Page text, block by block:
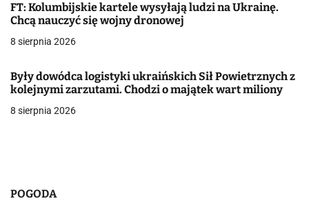
s
u
FT: Kolumbijskie kartele wysyłają ludzi na Ukrainę.
Chcą nauczyć się wojny dronowej
8 sierpnia 2026
Były dowódca logistyki ukraińskich Sił Powietrznych z
kolejnymi zarzutami. Chodzi o majątek wart miliony
8 sierpnia 2026
POGODA